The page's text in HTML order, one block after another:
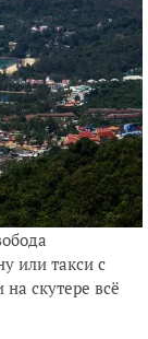
или такси с
скутере всё